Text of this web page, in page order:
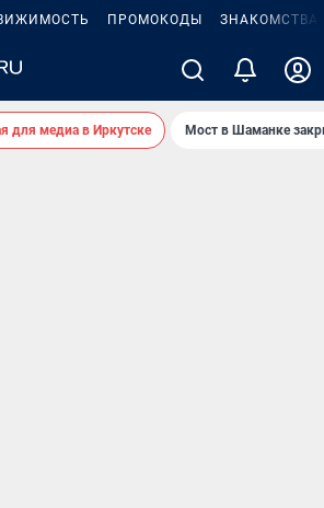
ПРОМОКОДЫ ЗНАКОМСТВА
для медиа в Иркутске Мост в Шаманке